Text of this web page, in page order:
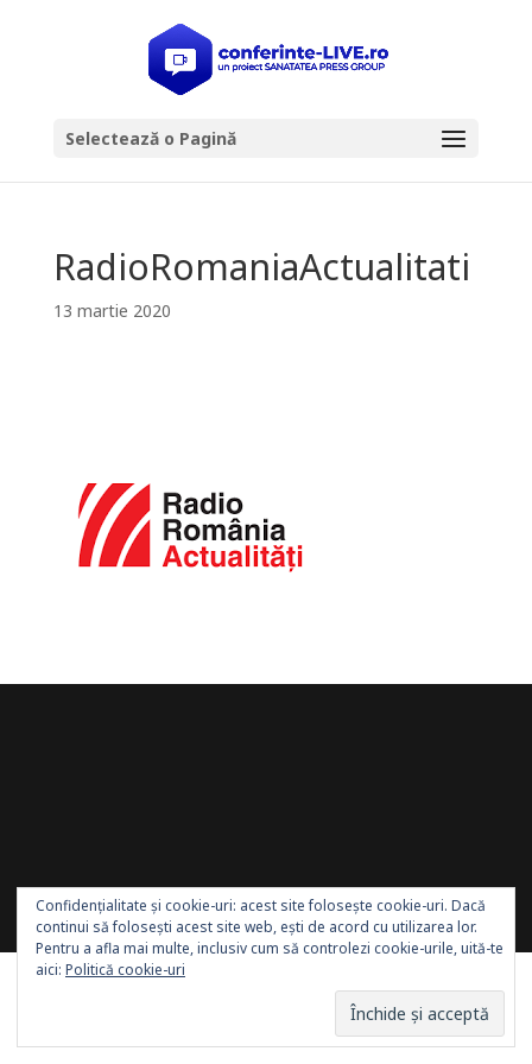
Selectează o Pagină
RadioRomaniaActualitati
13 martie 2020
Site administrat de:Sănătatea Press Group. Toate
drepturile rezervate.
Confidențialitate și cookie-uri: acest site folosește cookie-uri. Dacă
continui să folosești acest site web, ești de acord cu utilizarea lor.
Pentru a afla mai multe, inclusiv cum să controlezi cookie-urile, uită-te
aici: Politică cookie-uri